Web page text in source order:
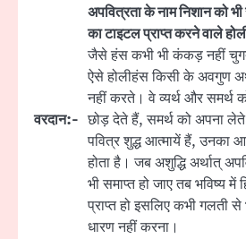
वरदान:-
अपवित्रता के नाम निशान को
का टाइटल प्राप्त करने वाले
जैसे हंस कभी भी कंकड़ नहीं
ऐसे होलीहंस किसी के अवगुण
नहीं करते। वे व्यर्थ और समर्थ
छोड़ देते हैं, समर्थ को अपना
पवित्र शुद्ध आत्मायें हैं, उनका
होता है। जब अशुद्धि अर्थात्
भी समाप्त हो जाए तब भविष्य
प्राप्त हो इसलिए कभी गलती
धारण नहीं करना।